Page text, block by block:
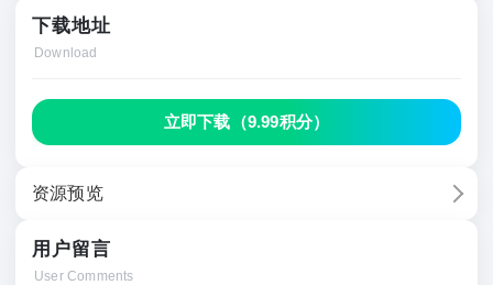
下载地址
Download
立即下载（9.99积分）
资源预览
用户留言
User Comments